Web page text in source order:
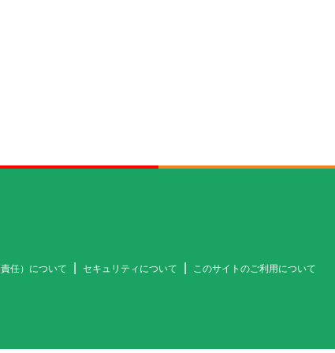
任）について セキュリティについて
このサイトのご利用について